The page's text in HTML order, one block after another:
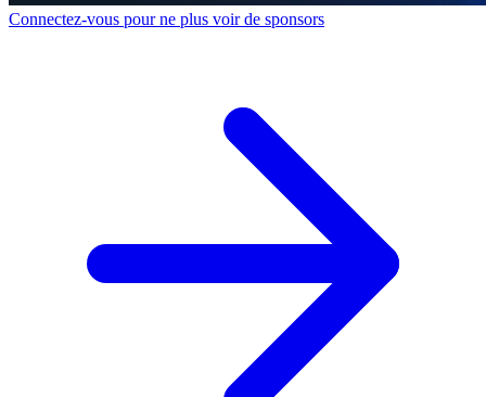
Connectez-vous pour ne plus voir de sponsors